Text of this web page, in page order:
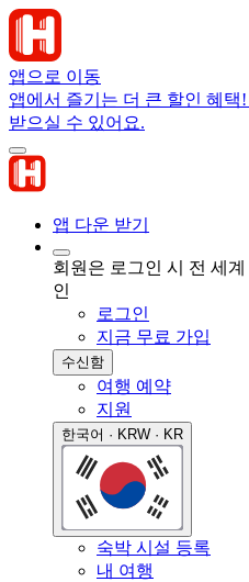
앱으로 이동
앱에서 즐기는 더 큰 할인 혜택
받으실 수 있어요.
앱 다운 받기
회원은 로그인 시 전 세
인
로그인
지금 무료 가입
수신함
여행 예약
지원
한국어 · KRW · KR
숙박 시설 등록
내 여행